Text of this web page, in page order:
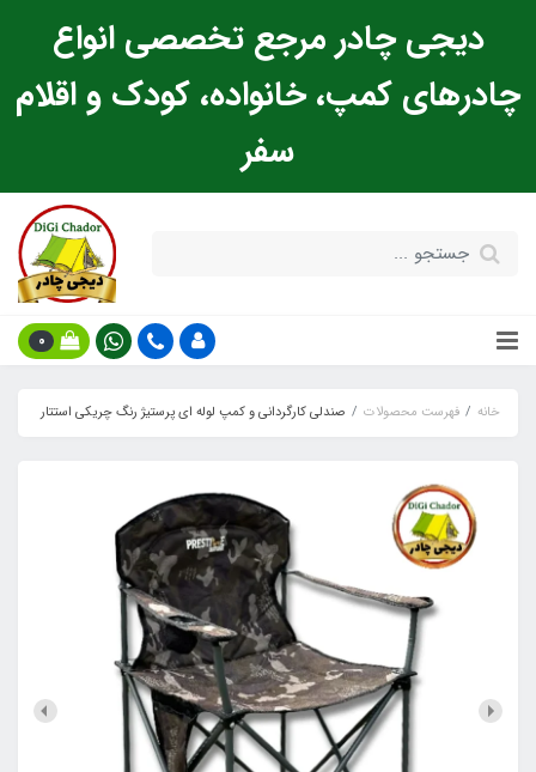
دیجی چادر مرجع تخصصی انواع
چادرهای کمپ، خانواده، کودک و اقلام
سفر
0
خانه فهرست محصولات صندلی کارگردانی و کمپ لوله ای پرستیژ رنگ چریکی استتار